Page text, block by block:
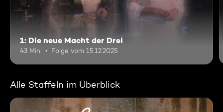
1: Die neue Macht der Drei
43 Min. Folge vom 15.12.2025
Alle Staffeln im Überblick